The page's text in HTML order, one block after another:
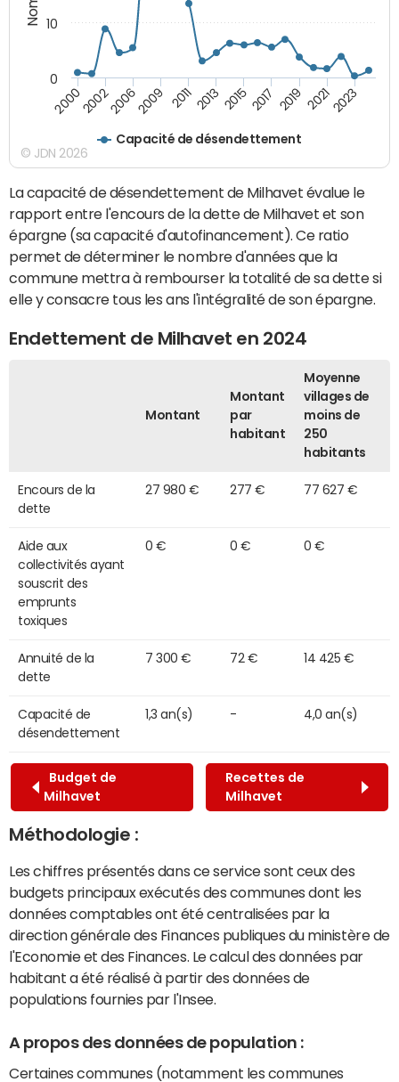
Capacité de désendettement
2000200220062009 2011 2013 2015 2017 2019 20212023
0
10
© JDN 2026
La capacité de désendettement de Milhavet évalue le
rapport entre l'encours de la dette de Milhavet et son
épargne (sa capacité d'autofinancement). Ce ratio
permet de déterminer le nombre d'années que la
commune mettra à rembourser la totalité de sa dette si
elle y consacre tous les ans l'intégralité de son épargne.
Endettement de Milhavet en 2024
Montant
Montant
par
habitant
Moyenne
villages de
moins de
250
habitants
Encours de la
dette
27 980 € 277 € 77 627 €
Aide aux
collectivités ayant
souscrit des
emprunts
toxiques
0 € 0 € 0 €
Annuité de la
dette
7 300 € 72 € 14 425 €
Capacité de
désendettement
1,3 an(s) - 4,0 an(s)
Budget de
Milhavet
Recettes de
Milhavet
Méthodologie :
Les chiffres présentés dans ce service sont ceux des
budgets principaux exécutés des communes dont les
données comptables ont été centralisées par la
direction générale des Finances publiques du ministère de
l'Economie et des Finances. Le calcul des données par
habitant a été réalisé à partir des données de
populations fournies par l'Insee.
A propos des données de population :
Certaines communes (notamment les communes